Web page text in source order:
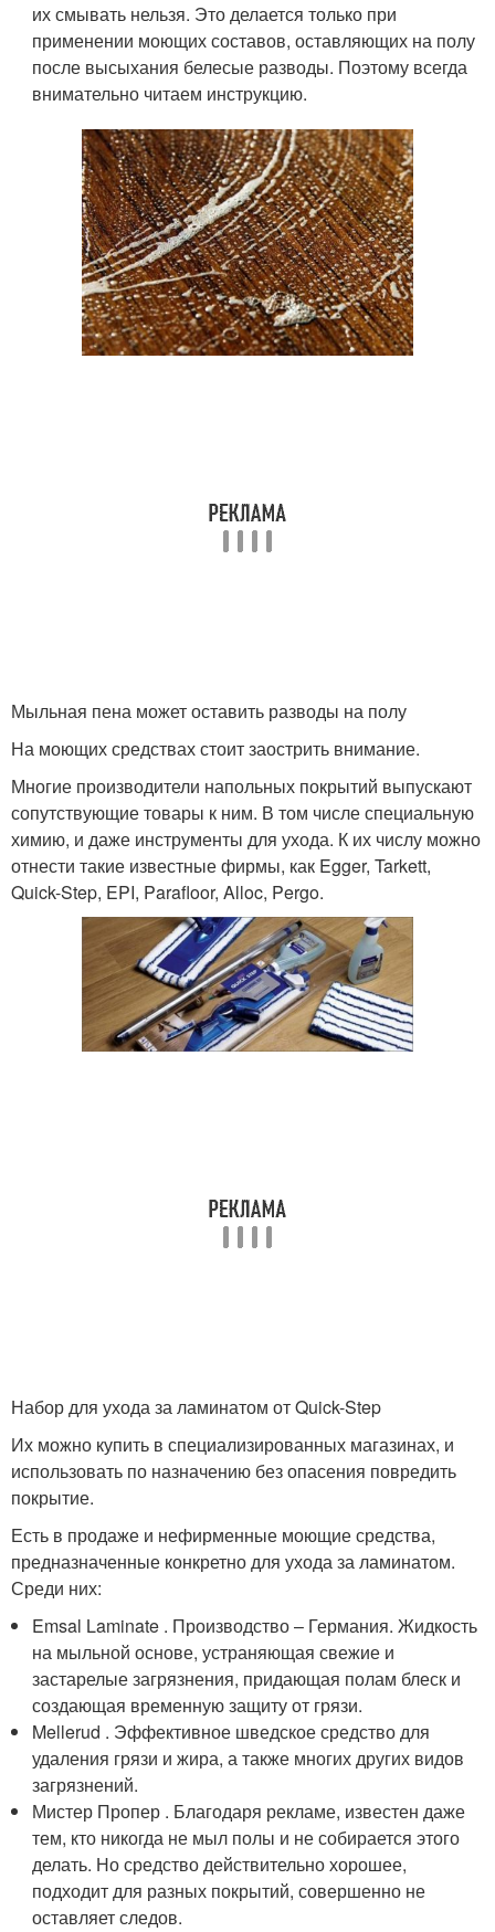
их смывать нельзя. Это делается только при
применении моющих составов, оставляющих на полу
после высыхания белесые разводы. Поэтому всегда
внимательно читаем инструкцию.
Мыльная пена может оставить разводы на полу
На моющих средствах стоит заострить внимание.
Многие производители напольных покрытий выпускают
сопутствующие товары к ним. В том числе специальную
химию, и даже инструменты для ухода. К их числу можно
отнести такие известные фирмы, как Egger, Tarkett,
Quick-Step, EPI, Parafloor, Alloc, Pergo.
Набор для ухода за ламинатом от Quick-Step
Их можно купить в специализированных магазинах, и
использовать по назначению без опасения повредить
покрытие.
Есть в продаже и нефирменные моющие средства,
предназначенные конкретно для ухода за ламинатом.
Среди них:
Emsal Laminate . Производство – Германия. Жидкость
на мыльной основе, устраняющая свежие и
застарелые загрязнения, придающая полам блеск и
создающая временную защиту от грязи.
Mellerud . Эффективное шведское средство для
удаления грязи и жира, а также многих других видов
загрязнений.
Мистер Пропер . Благодаря рекламе, известен даже
тем, кто никогда не мыл полы и не собирается этого
делать. Но средство действительно хорошее,
подходит для разных покрытий, совершенно не
оставляет следов.